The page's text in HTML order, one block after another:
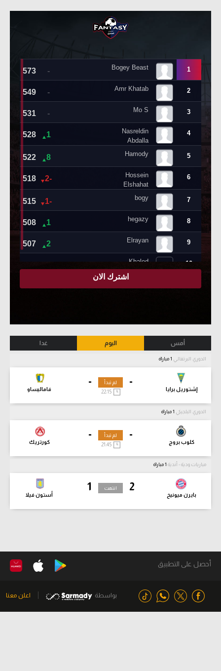
أمس اليوم غدا
الدوري البرتغالي
-
إشتوريل برايا
-
فاماليساو
لم تبدأ
22:15
الدوري البلجيكي
-
كلوب بروج
-
كورتريك
لم تبدأ
21:45
مباريات ودية - أندية
2
بايرن ميونيخ
1
أستون فيلا
انتهت
أحصل على التطبيق
بواسطة اعلن معنا